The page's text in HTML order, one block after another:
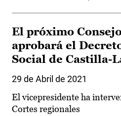
El próximo
aprobará el
Social de Castilla-
29 de Abril de 2021
El vicepresidente ha
Cortes regionales